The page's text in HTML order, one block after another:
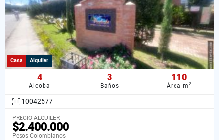
Casa Alquiler
4
Alcoba
3
Baños
110
Área m2
10042577
PRECIO ALQUILER
$2.400.000
Pesos Colombianos